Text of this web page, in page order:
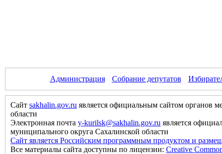
Администрация Собрание депутатов
Сайт sakhalin.gov.ru является официальным сайтом органов
области
Электронная почта y-kurilsk@sakhalin.gov.ru является
муниципального округа Сахалинской области
Сайт является Российским программным продуктом и
Все материалы сайта доступны по лицензии: Creative